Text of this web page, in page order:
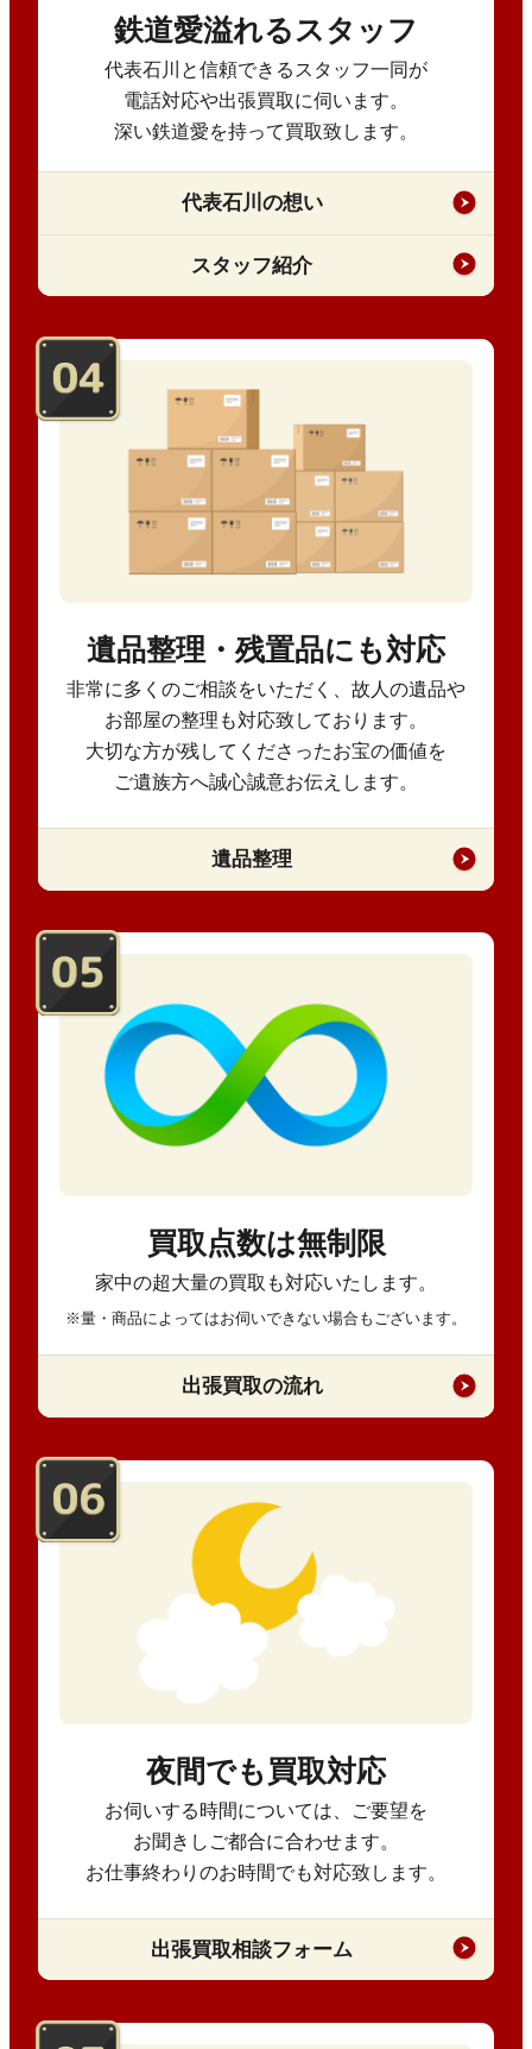
鉄道愛溢れるスタッフ
代表石川と信頼できるスタッフ一同が
電話対応や出張買取に伺います。
深い鉄道愛を持って買取致します。
代表石川の想い
スタッフ紹介
遺品整理・残置品にも対応
非常に多くのご相談をいただく、故人の遺品や
お部屋の整理も対応致しております。
大切な方が残してくださったお宝の価値を
ご遺族方へ誠心誠意お伝えします。
遺品整理
買取点数は無制限
家中の超大量の買取も対応いたします。
※量・商品によってはお伺いできない場合もございます。
出張買取の流れ
夜間でも買取対応
お伺いする時間については、ご要望を
お聞きしご都合に合わせます。
お仕事終わりのお時間でも対応致します。
出張買取相談フォーム